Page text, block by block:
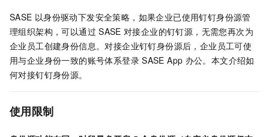
SASE 以身份驱动下发安全策略，如果企业已使用钉钉身份源管
理组织架构，可以通过 SASE 对接企业的钉钉源，无需您再次为
企业员工创建身份信息。对接企业钉钉身份源后，企业员工可使
用与企业身份一致的账号体系登录 SASE App 办公。本文介绍如
何对接钉钉身份源。
使用限制